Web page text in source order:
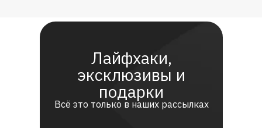
Всё это только в наших рассылках
Лайфхаки,
эксклюзивы и
подарки